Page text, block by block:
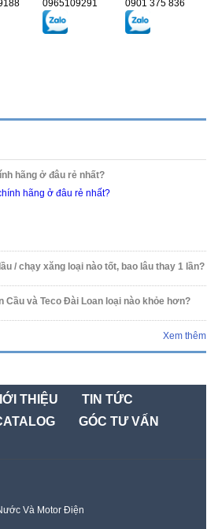
0965109291
0901 375 836
hãng ở đâu rẻ nhất?
/ chạy xăng loại nào tốt, bao lâu thay 1 lần?
Cầu và Teco Đài Loan loại nào khỏe hơn?
Xem thêm
THIỆU
TIN TỨC
GÓC TƯ VẤN
Và Motor Điện